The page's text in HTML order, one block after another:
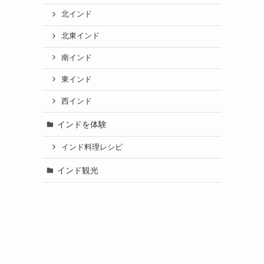
北インド
北東インド
南インド
東インド
西インド
インドを体験
インド料理レシピ
インド観光